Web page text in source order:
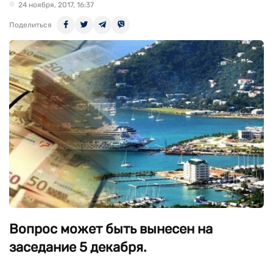
24 ноября, 2017, 16:37
Поделиться
Вопрос может быть вынесен на
заседание 5 декабря.